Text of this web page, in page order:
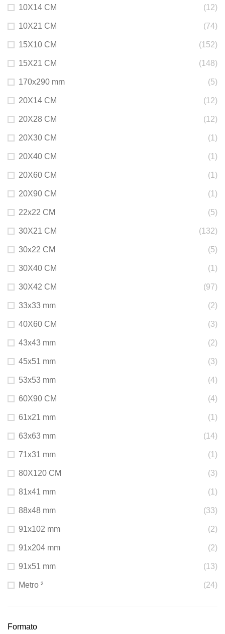
10X14 CM (12)
10X21 CM (74)
15X10 CM (152)
15X21 CM (148)
170x290 mm (5)
20X14 CM (12)
20X28 CM (12)
20X30 CM (1)
20X40 CM (1)
20X60 CM (1)
20X90 CM (1)
22x22 CM (5)
30X21 CM (132)
30x22 CM (5)
30X40 CM (1)
30X42 CM (97)
33x33 mm (2)
40X60 CM (3)
43x43 mm (2)
45x51 mm (3)
53x53 mm (4)
60X90 CM (4)
61x21 mm (1)
63x63 mm (14)
71x31 mm (1)
80X120 CM (3)
81x41 mm (1)
88x48 mm (33)
91x102 mm (2)
91x204 mm (2)
91x51 mm (13)
Metro ² (24)
Formato